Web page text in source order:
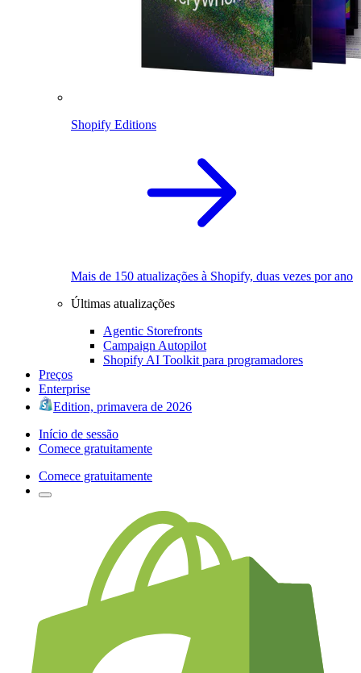
Shopify Editions
Mais de 150 atualizações à Shopify, duas vezes por ano
Últimas atualizações
Agentic Storefronts
Campaign Autopilot
Shopify AI Toolkit para programadores
Preços
Enterprise
Edition, primavera de 2026
Início de sessão
Comece gratuitamente
Comece gratuitamente